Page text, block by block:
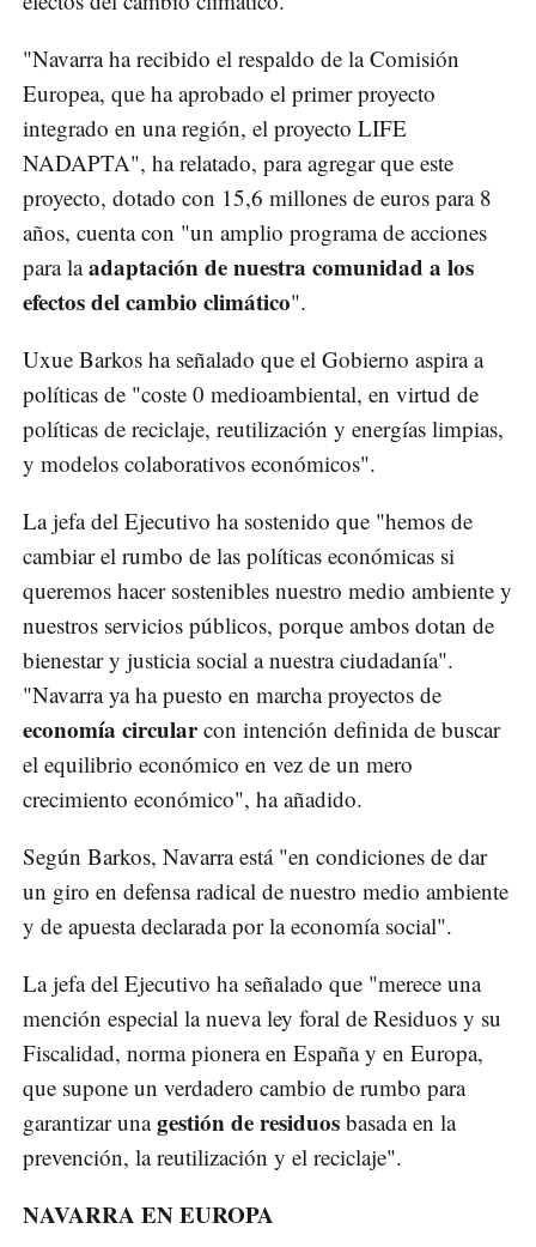
"Navarra ha recibido el respaldo de la Comisión
Europea, que ha aprobado el primer proyecto
integrado en una región, el proyecto LIFE
NADAPTA", ha relatado, para agregar que este
proyecto, dotado con 15,6 millones de euros para 8
años, cuenta con "un amplio programa de acciones
para laadaptación de nuestra comunidad a los
efectos del cambio climático".
Uxue Barkos ha señalado que el Gobierno aspira a
políticas de "coste 0 medioambiental, en virtud de
políticas de reciclaje, reutilización y energías limpias,
y modelos colaborativos económicos".
La jefa del Ejecutivo ha sostenido que "hemos de
cambiar el rumbo de las políticas económicas si
queremos hacer sostenibles nuestro medio ambiente y
nuestros servicios públicos, porque ambos dotan de
bienestar y justicia social a nuestra ciudadanía".
"Navarra ya ha puesto en marcha proyectos de
economía circularcon intención definida de buscar
el equilibrio económico en vez de un mero
crecimiento económico", ha añadido.
Según Barkos, Navarra está "en condiciones de dar
un giro en defensa radical de nuestro medio ambiente
y de apuesta declarada por la economía social".
La jefa del Ejecutivo ha señalado que "merece una
mención especial la nueva ley foral de Residuos y su
Fiscalidad, norma pionera en España y en Europa,
que supone un verdadero cambio de rumbo para
garantizar unagestión de residuos basada en la
prevención, la reutilización y el reciclaje".
NAVARRA EN EUROPA